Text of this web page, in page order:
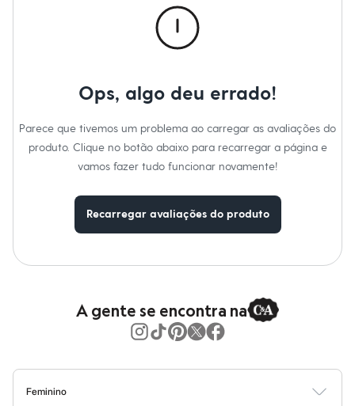
Dia dos Pais
Inverno
Novidades
Camisetas e Regatas
Jeans
Polos
Bolsas e Mochilas
Chapéus e Bonés
Relógios
Calçados
Botas
68% algodão, 32% liocel
Manga bufante
Ops, algo deu errado!
Parece que tivemos um problema ao carregar as avaliações do
produto. Clique no botão abaixo para recarregar a página e
vamos fazer tudo funcionar novamente!
Recarregar avaliações do produto
A gente se encontra na
Feminino